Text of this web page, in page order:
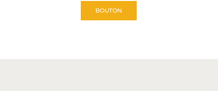
BOUTON